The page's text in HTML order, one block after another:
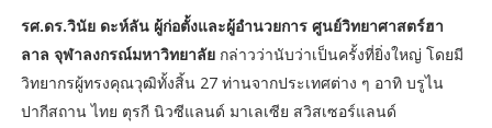
รศ.ดร.วินัย ดะห์ลัน ผู้ก่อตั้งและผู้อำนวยการ ศูนย์วิทยาศาสตร์ฮา
ลาล จุฬาลงกรณ์มหาวิทยาลัย กล่าวว่านับว่าเป็นครั้งที่ยิ่งใหญ่ โดยมี
วิทยากรผู้ทรงคุณวุฒิทั้งสิ้น 27 ท่านจากประเทศต่าง ๆ อาทิ บรูไน
ปากีสถาน ไทย ตุรกี นิวซีแลนด์ มาเลเซีย สวิสเซอร์แลนด์